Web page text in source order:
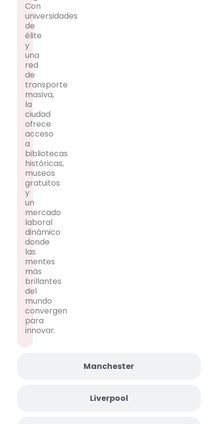
Manchester
Liverpool
Con
universidades
de
élite
y
una
red
de
transporte
masiva,
la
ciudad
ofrece
acceso
a
bibliotecas
históricas,
museos
gratuitos
y
un
mercado
laboral
dinámico
donde
las
mentes
más
brillantes
del
mundo
convergen
para
innovar.